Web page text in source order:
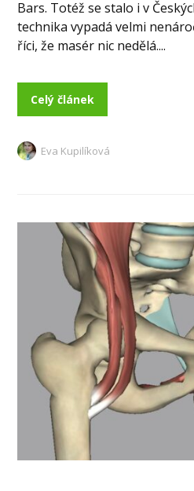
Bars. Totéž se stalo i v
technika vypadá velmi
říci, že masér nic nedělá....
Celý článek
Eva Kupilíková